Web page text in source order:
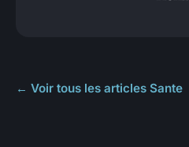
← Voir tous les articles Sante